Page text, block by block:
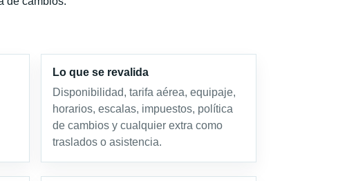
Lo que se revalida
Disponibilidad, tarifa aérea, equipaje,
horarios, escalas, impuestos, política
de cambios y cualquier extra como
traslados o asistencia.